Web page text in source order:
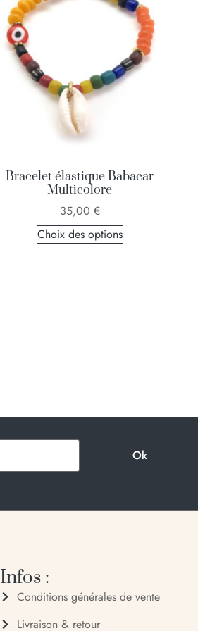
Bracelet élastique Babacar
Multicolore
35,00 €
Choix des options
Infos :
Conditions générales de vente
Livraison & retour